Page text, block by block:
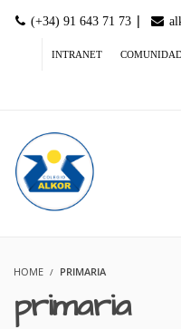
(+34) 91 643 71 73 |
INTRANET
HOME PRIMARIA
primaria